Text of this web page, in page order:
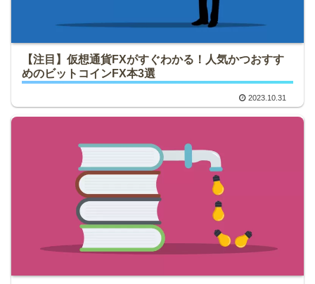
【注目】仮想通貨FXがすぐわかる！人気かつおすす
めのビットコインFX本3選
2023.10.31